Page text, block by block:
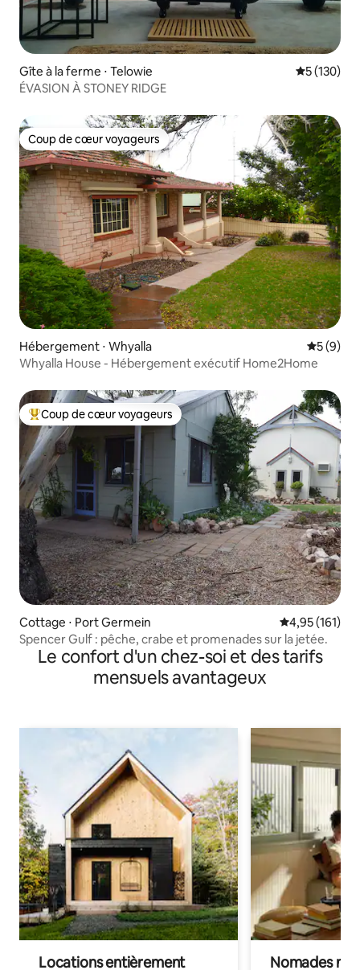
Gîte à la ferme ⋅ Telowie Évaluation
5 (130)
ÉVASION À STONEY RIDGE
Coup de cœur voyageurs
Coup de cœur voyageurs
Hébergement ⋅ Whyalla
5 (9)
Whyalla House - Hébergement exécutif Home2Home
Coups de cœur voyageurs les plus appréciés
Coup de cœur voyageurs
Cottage ⋅ Port Germein Évaluation
4,95 (161)
Spencer Gulf : pêche, crabe et promenades sur la jetée.
Le confort d'un chez-soi et des tarifs
mensuels avantageux
Locations entièrement Nomades